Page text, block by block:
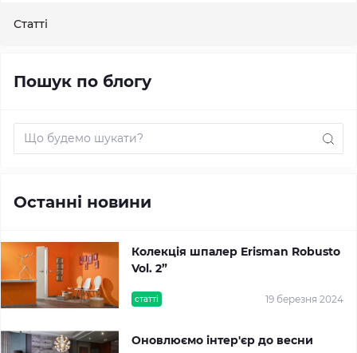
Статті
Пошук по блогу
Останні новини
статті 19 березня 2024
Колекція шпалер Erisman Robusto
Vol. 2”
Оновлюємо інтер'єр до весни